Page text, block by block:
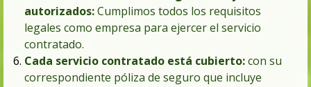
autorizados:Cumplimos todos los requisitos
legales como empresa para ejercer el servicio
contratado.
Cada servicio contratado está cubierto:con su
correspondiente póliza de seguro que incluye